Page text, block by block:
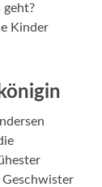
geht?
Kinder